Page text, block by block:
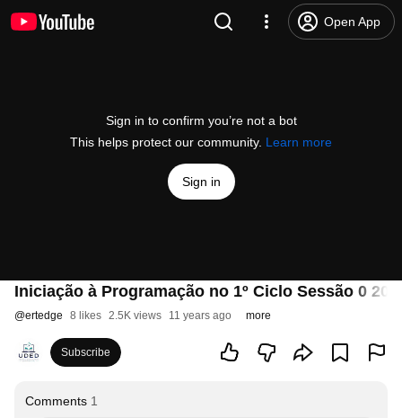
Open App
Sign in to confirm you’re not a bot
This helps protect our community. Learn more
Sign in
Iniciação à Programação no 1º Ciclo Sessão 0
@ertedge 8 likes 2.5K views 11 years ago more
Subscribe
Comments 1